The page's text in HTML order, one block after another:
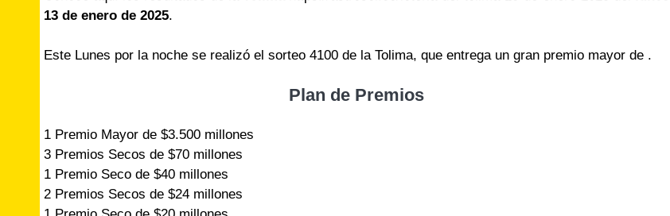
13 de enero de 2025.
Este Lunes por la noche se realizó el sorteo 4100 de la Tolima, que entrega un gran premio mayor de .
Plan de Premios
1 Premio Mayor de $3.500 millones
3 Premios Secos de $70 millones
1 Premio Seco de $40 millones
2 Premios Secos de $24 millones